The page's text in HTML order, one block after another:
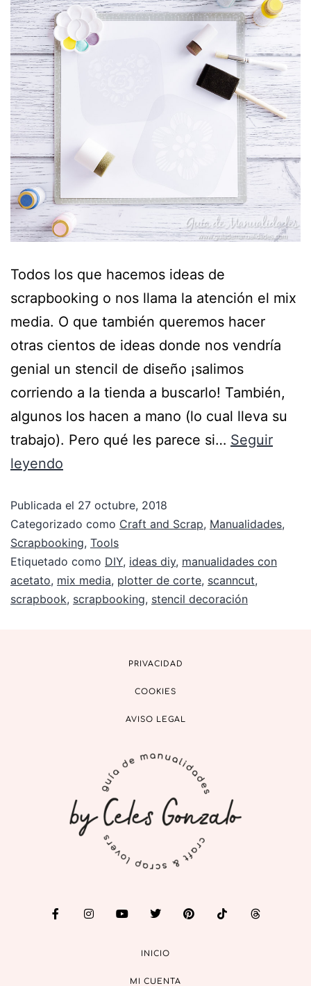
Todos los que hacemos ideas de
scrapbooking o nos llama la atención el mix
media. O que también queremos hacer
otras cientos de ideas donde nos vendría
genial un stencil de diseño ¡salimos
corriendo a la tienda a buscarlo! También,
algunos los hacen a mano (lo cual lleva su
trabajo). Pero qué les parece si… Seguir
leyendo
Publicada el 27 octubre, 2018
Categorizado como Craft and Scrap, Manualidades,
Scrapbooking, Tools
Etiquetado como DIY, ideas diy, manualidades con
acetato, mix media, plotter de corte, scanncut,
scrapbook, scrapbooking, stencil decoración
PRIVACIDAD
COOKIES
AVISO LEGAL
INICIO
MI CUENTA